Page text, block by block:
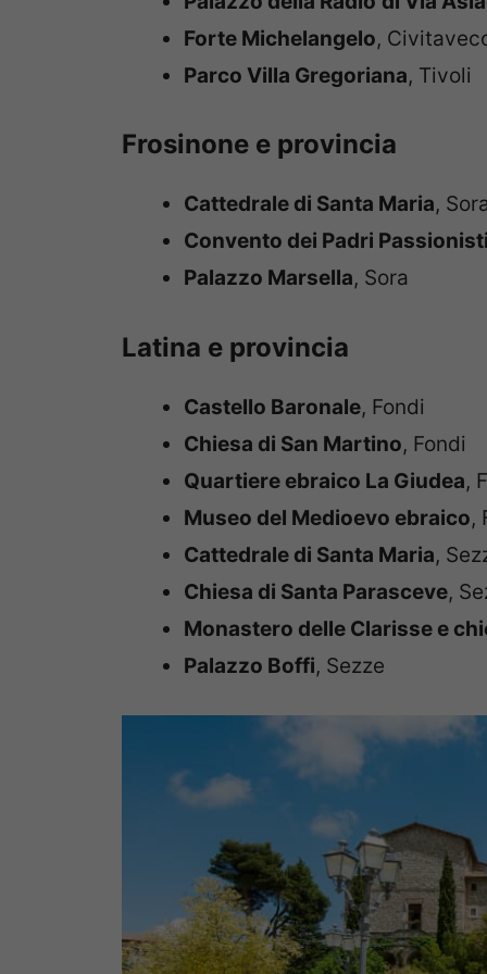
Forte Michelangelo,
Parco Villa Gregoriana, Tivoli
Frosinone e provincia
Cattedrale di Santa Maria, Sora
Convento dei Padri Passionisti
Palazzo Marsella, Sora
Latina e provincia
Castello Baronale, Fondi
Chiesa di San Martino, Fondi
Quartiere ebraico La Giudea,
Museo del Medioevo ebraico,
Cattedrale di Santa Maria,
Chiesa di Santa Parasceve,
Monastero delle Clarisse e
Palazzo Boffi, Sezze